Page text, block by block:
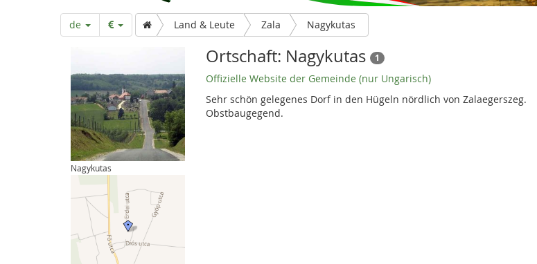
t
s
e
i
t
e
de Land & Leute Zala Nagykutas
Nagykutas
Ortschaft: Nagykutas 1
Offizielle Website der Gemeinde (nur Ungarisch)
Sehr schön gelegenes Dorf in den Hügeln nördlich von Zalaegerszeg.
Obstbaugegend.